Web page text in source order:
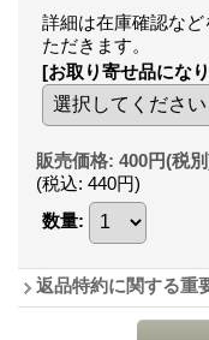
詳細は在庫確認な
ただきます。
[お取り寄せ品にな
販売価格: 400円(税
(税込: 440円)
数量:
返品特約に関する重